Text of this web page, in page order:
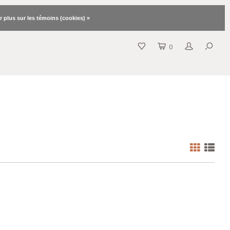
0
plus sur les témoins (cookies) »